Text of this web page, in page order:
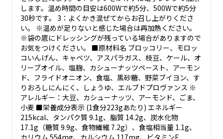
します。温め時間の目安は600Wで約5分、500Wで約5分
30秒です。 3：よくかき混ぜてからお召し上がりくださ
い。 ※温めが足りないと感じた場合は再加熱ください。
※袋の底にドレッシングが残っている場合がありますので
お気をつけください。 ■原材料名 ブロッコリー、モロッ
コいんげん、キャベツ、アスパラガス、枝豆、ケール、オ
リーブオイル、塩麹、カシューナッツペースト、アーモン
ド、フライドオニオン、食塩、黒砂糖、野菜ブイヨン、す
りおろしにんにく、しょうゆ、エルブドプロヴァンス ※
アレルギー：大豆、カシューナッツ、アーモンド、ごま、
小麦 ■栄養成分表示 (1食分223gあたり) エネルギー
215kcal、タンパク質 9.1g、脂質 14.2g、炭水化物
17.1g（糖質 9.9g、食物繊維 7.2g）、食塩相当量 1.1g、
カリウム 554mg、カルシウム 117mg、ビタミンE